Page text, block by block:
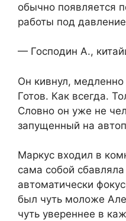
обычно появляется
работы под
— Господин А.,
Он кивнул,
Готов. Как всегда.
Словно он уже не
запущенный на
Маркус входил в
сама собой
автоматически
был чуть моложе
чуть увереннее в